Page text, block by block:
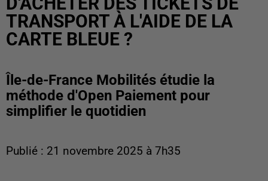
TRANSPORT À L'AIDE DE LA
CARTE BLEUE ?
Île-de-France Mobilités étudie la
méthode d'Open Paiement pour
simplifier le quotidien
Publié : 21 novembre 2025 à 7h35